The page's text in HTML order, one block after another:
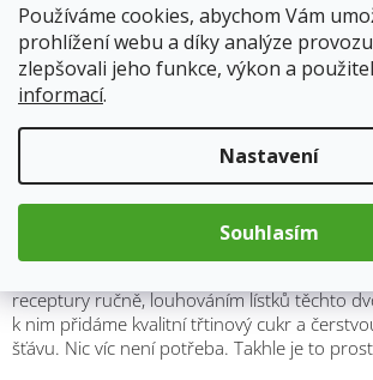
Používáme cookies, abychom Vám
prohlížení webu a díky analýze
zlepšovali jeho funkce, výkon a
informací.
Nastavení
Souhlasím
Kód produktu:
7697
Kategorie:
KOLDOKOL
Hmotnost:
Popis
receptury ručně, louhováním lístků těchto
k nim přidáme kvalitní třtinový cukr a
šťávu. Nic víc není potřeba. Takhle je to